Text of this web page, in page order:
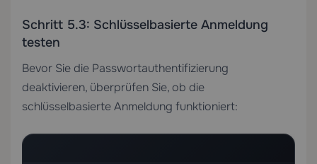
Schritt 5.3: Schlüsselbasierte Anmeldung
testen
Bevor Sie die Passwortauthentifizierung
deaktivieren, überprüfen Sie, ob die
schlüsselbasierte Anmeldung funktioniert: